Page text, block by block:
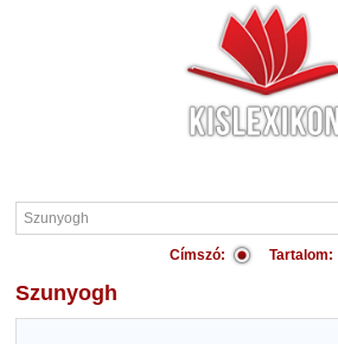
Címszó: Tartalom:
Szunyogh